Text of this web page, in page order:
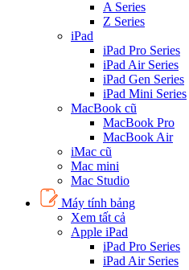
A Series
Z Series
iPad
iPad Pro Series
iPad Air Series
iPad Gen Series
iPad Mini Series
MacBook cũ
MacBook Pro
MacBook Air
iMac cũ
Mac mini
Mac Studio
Máy tính bảng
Xem tất cả
Apple iPad
iPad Pro Series
iPad Air Series